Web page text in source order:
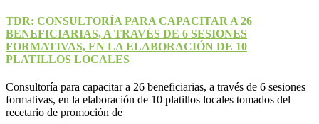
TDR: CONSULTORÍA PARA CAPACITAR A 26
BENEFICIARIAS, A TRAVÉS DE 6 SESIONES
FORMATIVAS, EN LA ELABORACIÓN DE 10
PLATILLOS LOCALES
Consultoría para capacitar a 26 beneficiarias, a través de 6 sesiones
formativas, en la elaboración de 10 platillos locales tomados del
recetario de promoción de